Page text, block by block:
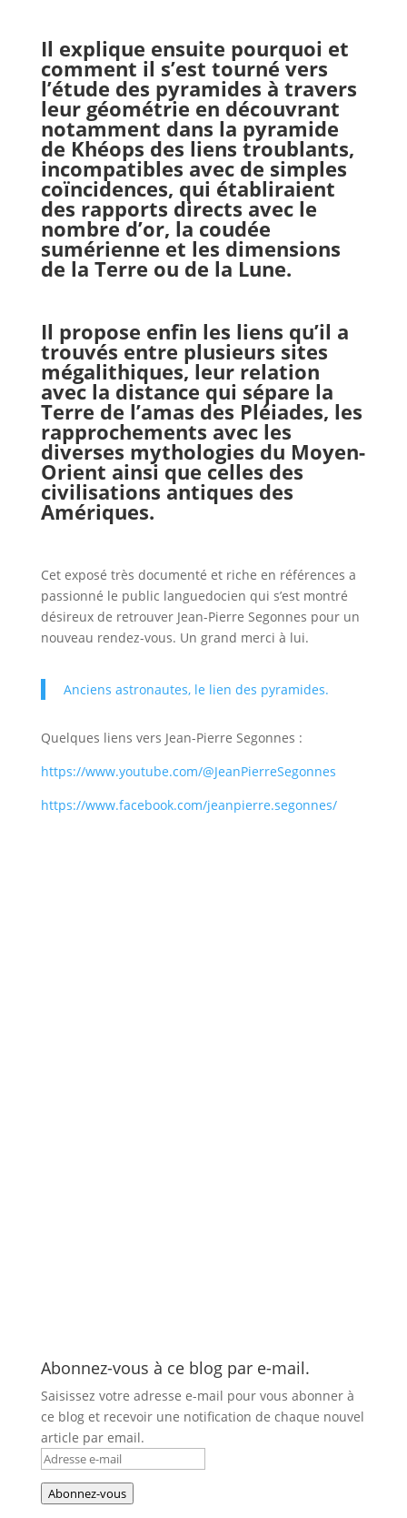
Il explique ensuite pourquoi et
comment il s’est tourné vers
l’étude des pyramides à travers
leur géométrie en découvrant
notamment dans la pyramide
de Khéops des liens troublants,
incompatibles avec de simples
coïncidences, qui établiraient
des rapports directs avec le
nombre d’or, la coudée
sumérienne et les dimensions
de la Terre ou de la Lune.
Il propose enfin les liens qu’il a
trouvés entre plusieurs sites
mégalithiques, leur relation
avec la distance qui sépare la
Terre de l’amas des Pléiades, les
rapprochements avec les
diverses mythologies du Moyen-
Orient ainsi que celles des
civilisations antiques des
Amériques.
Cet exposé très documenté et riche en références a
passionné le public languedocien qui s’est montré
désireux de retrouver Jean-Pierre Segonnes pour un
nouveau rendez-vous. Un grand merci à lui.
Anciens astronautes, le lien des pyramides.
Quelques liens vers Jean-Pierre Segonnes :
https://www.youtube.com/@JeanPierreSegonnes
https://www.facebook.com/jeanpierre.segonnes/
Abonnez-vous à ce blog par e-mail.
Saisissez votre adresse e-mail pour vous abonner à
ce blog et recevoir une notification de chaque nouvel
article par email.
Adresse
e-
mail
Abonnez-vous